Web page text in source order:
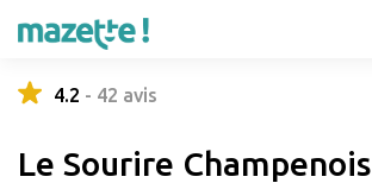
4.2 - 42 avis
Le Sourire Champenois